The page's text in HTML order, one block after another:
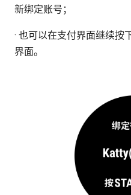
新绑定账号；
· 也可以在支付界面继续按
界面。